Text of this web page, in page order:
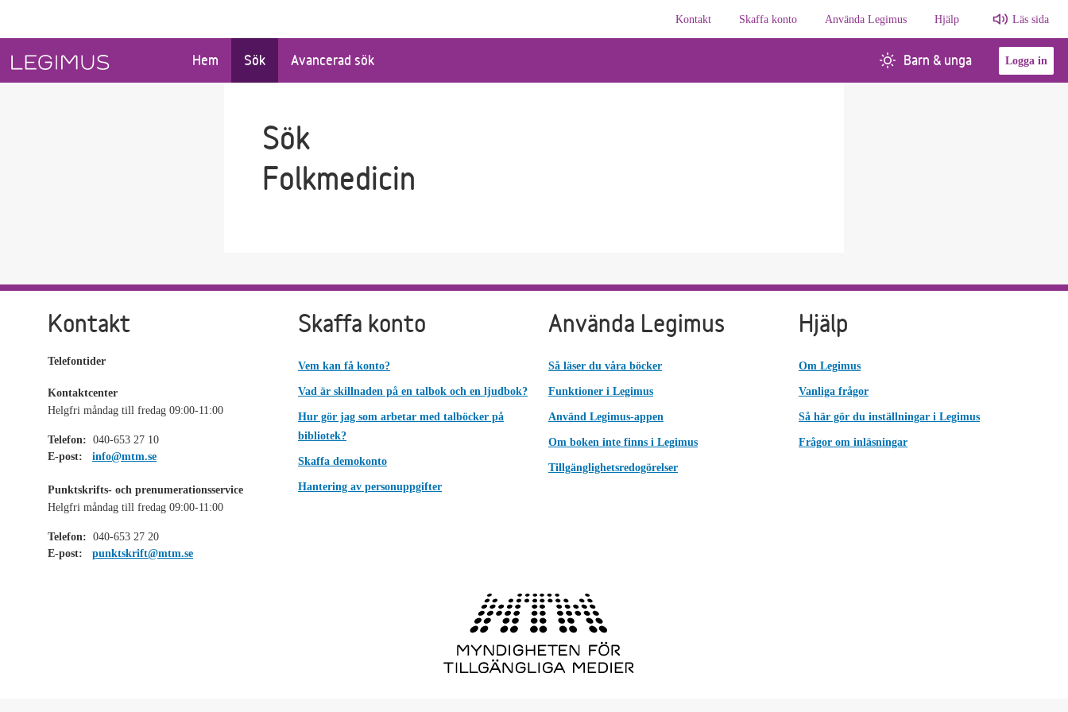
Kontakt
Skaffa konto Använda Legimus Hjälp Läs sida
Hem Sök Avancerad sök Barn & unga Logga in
Sök
Folkmedicin
Kontakt
Telefontider
Kontaktcenter
Helgfri måndag till fredag 09:00-11:00
Telefon: 040-653 27 10
E-post:
info@mtm.se
Punktskrifts- och prenumerationsservice
Helgfri måndag till fredag 09:00-11:00
Telefon: 040-653 27 20
E-post:
punktskrift@mtm.se
Skaffa konto
Vem kan få konto?
Vad är skillnaden på en talbok och en ljudbok?
Hur gör jag som arbetar med talböcker på
bibliotek?
Skaffa demokonto
Hantering av personuppgifter
Använda Legimus
Så läser du våra böcker
Funktioner i Legimus
Använd Legimus-appen
Om boken inte finns i Legimus
Tillgänglighetsredogörelser
Hjälp
Om Legimus
Vanliga frågor
Så här gör du inställningar i Legimus
Frågor om inläsningar